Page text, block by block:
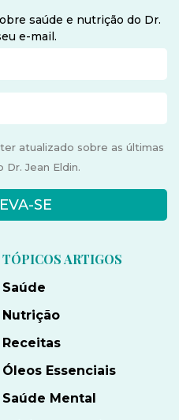
saúde e nutrição do Dr.
e-mail.
atualizado sobre as últimas
Jean Eldin.
SE
TÓPICOS ARTIGOS
Saúde
Nutrição
Receitas
Óleos Essenciais
Saúde Mental